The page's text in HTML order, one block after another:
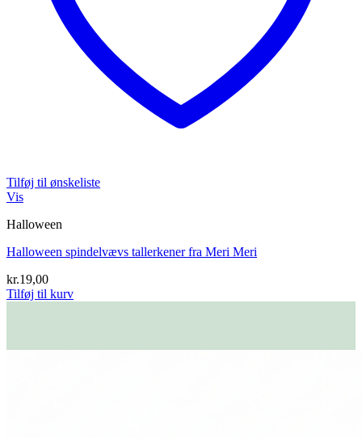
Tilføj til ønskeliste
Vis
Halloween
Halloween spindelvævs tallerkener fra Meri Meri
kr.19,00
Tilføj til kurv